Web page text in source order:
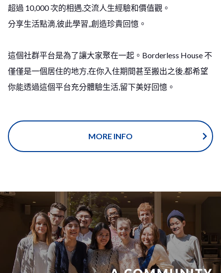
超過 10,000 次的相遇,交流人生經驗和價值觀。
分享生活點滴,彼此學習,,創造珍貴回憶。
這個社群平台是為了讓大家聚在一起。 Borderless House 不
僅僅是一個居住的地方,在你入住期間甚至搬出之後,都希望
你能透過這個平台充分體驗生活,留下美好回憶。
MORE INFO